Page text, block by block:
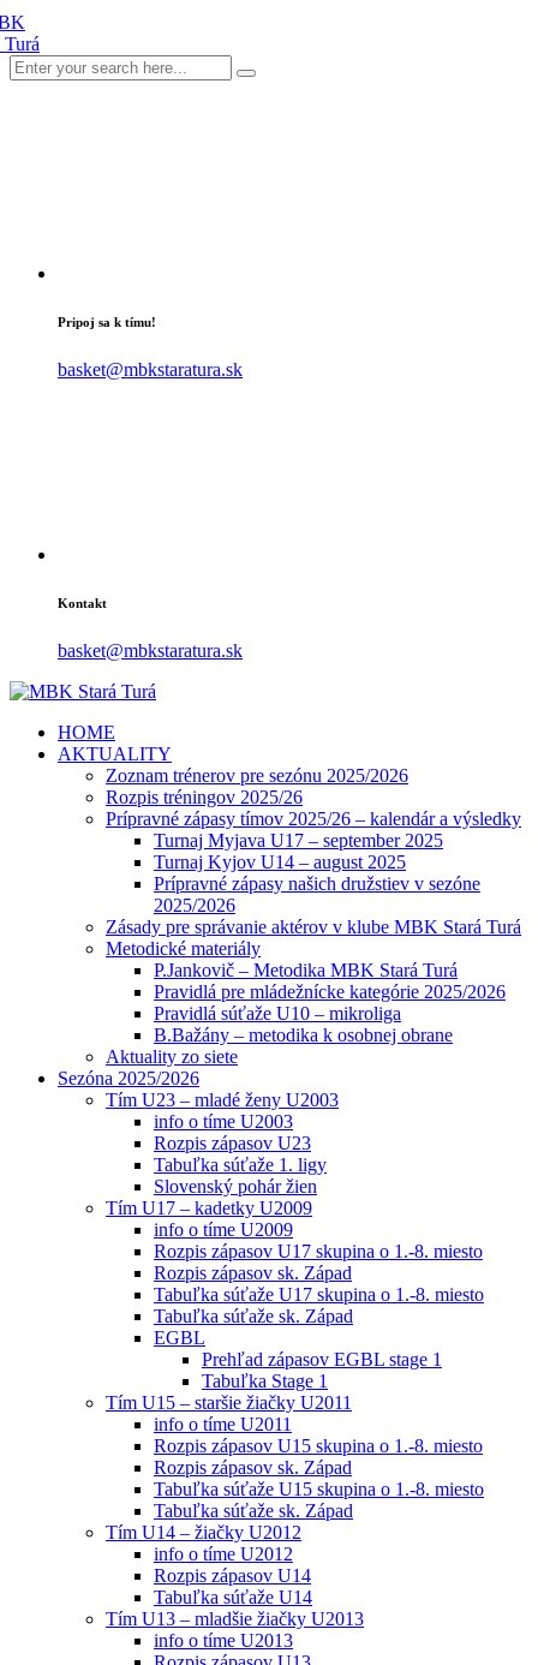
Pripoj sa k tímu!
basket@mbkstaratura.sk
Kontakt
basket@mbkstaratura.sk
HOME
AKTUALITY
Zoznam trénerov pre sezónu 2025/2026
Rozpis tréningov 2025/26
Prípravné zápasy tímov 2025/26 – kalendár a výsledky
Turnaj Myjava U17 – september 2025
Turnaj Kyjov U14 – august 2025
Prípravné zápasy našich družstiev v sezóne
2025/2026
Zásady pre správanie aktérov v klube MBK Stará Turá
Metodické materiály
P.Jankovič – Metodika MBK Stará Turá
Pravidlá pre mládežnícke kategórie 2025/2026
Pravidlá súťaže U10 – mikroliga
B.Bažány – metodika k osobnej obrane
Aktuality zo siete
Sezóna 2025/2026
Tím U23 – mladé ženy U2003
info o tíme U2003
Rozpis zápasov U23
Tabuľka súťaže 1. ligy
Slovenský pohár žien
Tím U17 – kadetky U2009
info o tíme U2009
Rozpis zápasov U17 skupina o 1.-8. miesto
Rozpis zápasov sk. Západ
Tabuľka súťaže U17 skupina o 1.-8. miesto
Tabuľka súťaže sk. Západ
EGBL
Prehľad zápasov EGBL stage 1
Tabuľka Stage 1
Tím U15 – staršie žiačky U2011
info o tíme U2011
Rozpis zápasov U15 skupina o 1.-8. miesto
Rozpis zápasov sk. Západ
Tabuľka súťaže U15 skupina o 1.-8. miesto
Tabuľka súťaže sk. Západ
Tím U14 – žiačky U2012
info o tíme U2012
Rozpis zápasov U14
Tabuľka súťaže U14
Tím U13 – mladšie žiačky U2013
info o tíme U2013